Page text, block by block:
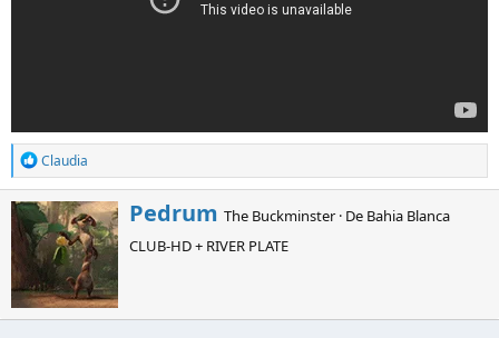
R
e
a
c
c
o
n
e
s
Claudia
E
s
c
o
Pedrum The Buckminster · De Bahia Blanca
CLUB-HD + RIVER PLATE